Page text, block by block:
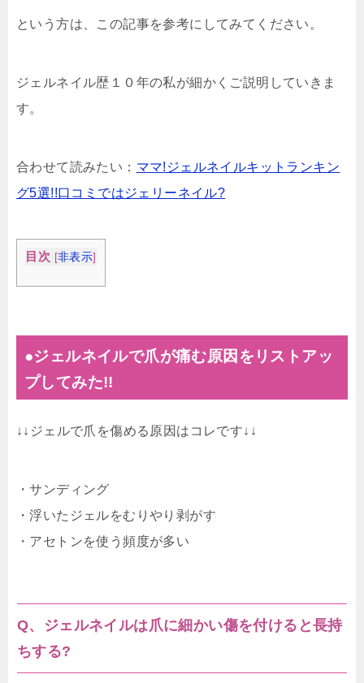
という方は、この記事を参考にしてみてください。
ジェルネイル歴１０年の私が細かくご説明していきま
す。
合わせて読みたい： ママ!ジェルネイルキットランキン
グ5選!!口コミではジェリーネイル?
目次 [非表示]
●ジェルネイルで爪が痛む原因をリストアッ
プしてみた!!
↓↓ジェルで爪を傷める原因はコレです↓↓
・サンディング
・浮いたジェルをむりやり剥がす
・アセトンを使う頻度が多い
Q、ジェルネイルは爪に細かい傷を付けると長持
ちする?